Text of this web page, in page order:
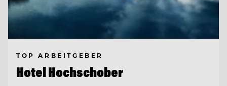
TOP ARBEITGEBER
Hotel Hochschober